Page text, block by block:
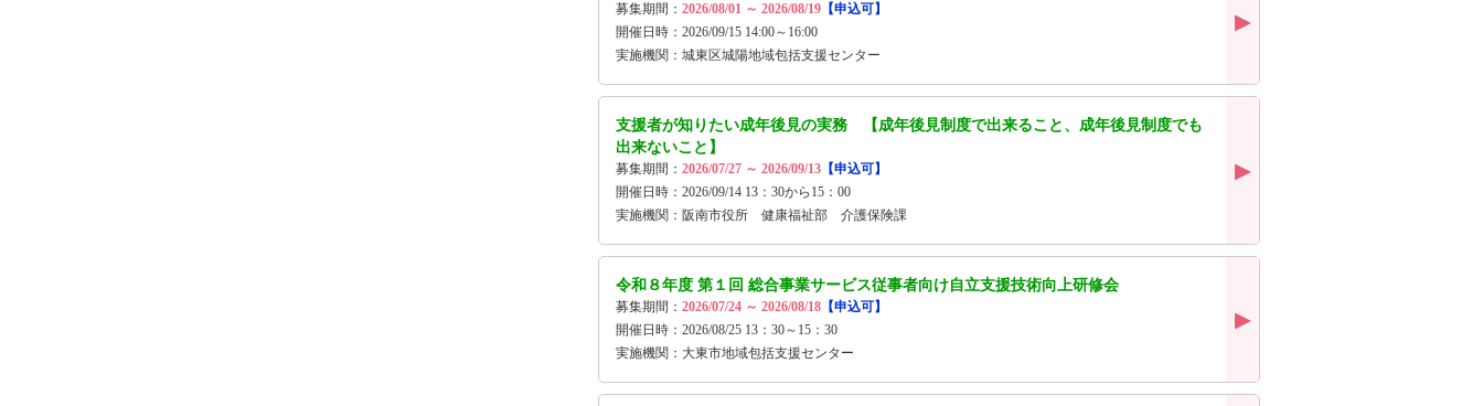
募集期間： 2026/08/01 ～ 2026/08/19 【申込可】
開催日時：2026/09/15 14:00～16:00
実施機関：城東区城陽地域包括支援センター
支援者が知りたい成年後見の実務 【成年後見制度で出来ること、成年後見制度でも
出来ないこと】
募集期間： 2026/07/27 ～ 2026/09/13 【申込可】
開催日時：2026/09/14 13：30から15：00
実施機関：阪南市役所 健康福祉部 介護保険課
令和８年度 第１回 総合事業サービス従事者向け自立支援技術向上研修会
募集期間： 2026/07/24 ～ 2026/08/18 【申込可】
開催日時：2026/08/25 13：30～15：30
実施機関：大東市地域包括支援センター